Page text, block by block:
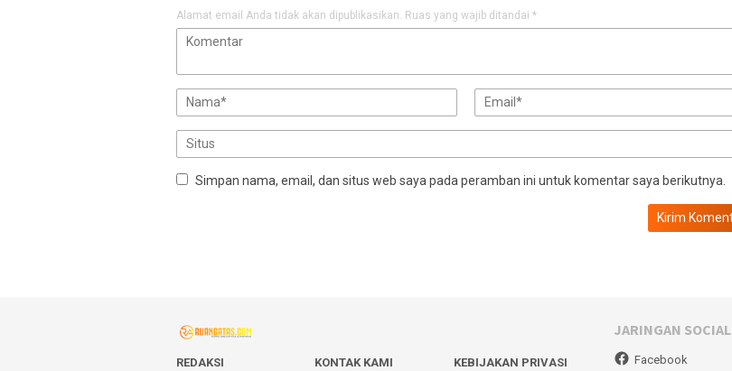
Alamat email Anda tidak akan dipublikasikan. Ruas yang wajib ditandai *
Simpan nama, email, dan situs web saya pada peramban ini untuk komentar saya berikutnya.
REDAKSI KONTAK KAMI KEBIJAKAN PRIVASI
JARINGAN SOCIAL
Facebook